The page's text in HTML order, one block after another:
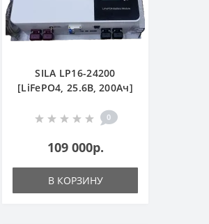
SILA LP16-24200
[LiFePO4, 25.6В, 200Ач]
0
109 000р.
В КОРЗИНУ